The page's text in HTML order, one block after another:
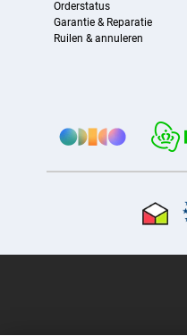
Orderstatus
Garantie & Reparatie
Ruilen & annuleren